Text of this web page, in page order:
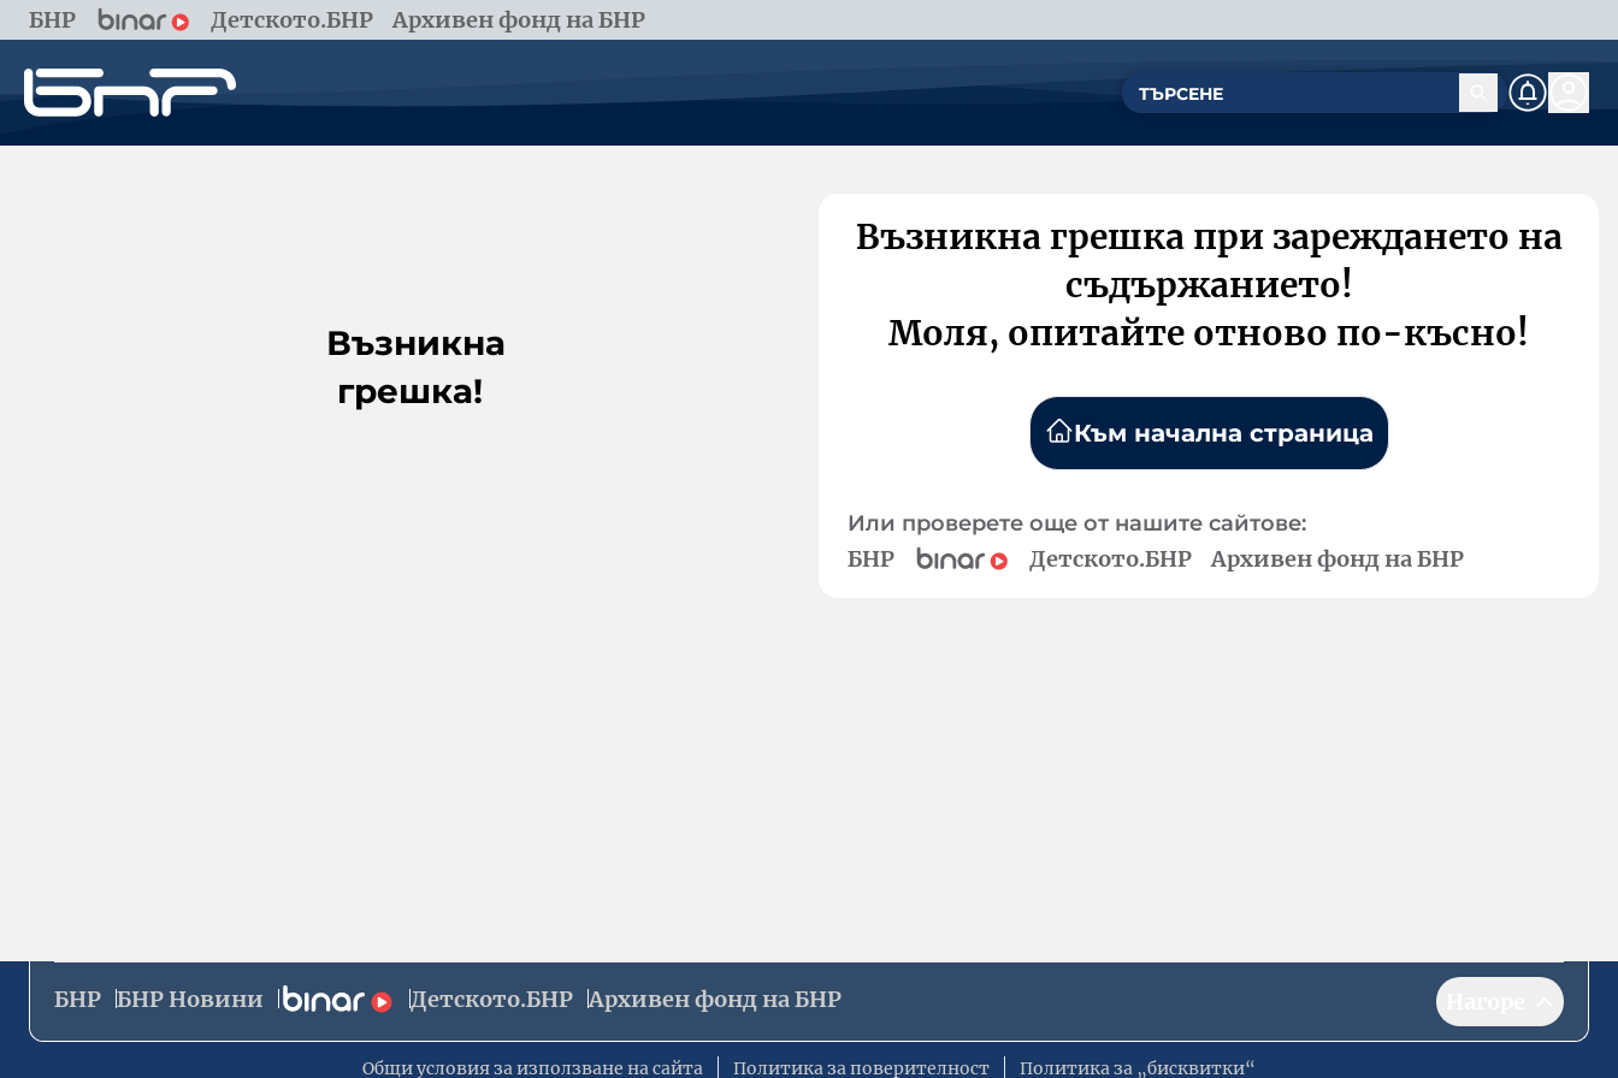
БНР Детското.БНР Архивен фонд на БНР
Възникна
грешка!
Възникна грешка при зареждането на
съдържанието!
Моля, опитайте отново по-късно!
Към начална страница
Или проверете още от нашите сайтове:
БНР Детското.БНР Архивен фонд на БНР
БНР БНР Новини Детското.БНР Архивен фонд на БНР
Общи условия за използване на сайта Политика за поверителност Политика за „бисквитки“